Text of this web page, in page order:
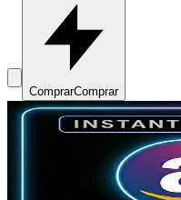
ComprarComprar